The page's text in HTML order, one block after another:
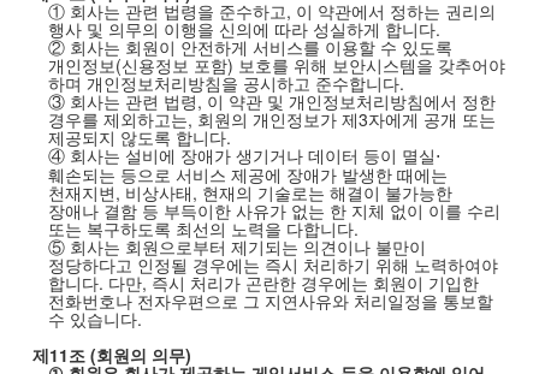
① 회사는 관련 법령을 준수하고, 이 약관에서 정하는 권리의
행사 및 의무의 이행을 신의에 따라 성실하게 합니다.
② 회사는 회원이 안전하게 서비스를 이용할 수 있도록
개인정보(신용정보 포함) 보호를 위해 보안시스템을 갖추어야
하며 개인정보처리방침을 공시하고 준수합니다.
③ 회사는 관련 법령, 이 약관 및 개인정보처리방침에서 정한
경우를 제외하고는, 회원의 개인정보가 제3자에게 공개 또는
제공되지 않도록 합니다.
④ 회사는 설비에 장애가 생기거나 데이터 등이 멸실 ⋅
훼손되는 등으로 서비스 제공에 장애가 발생한 때에는
천재지변, 비상사태, 현재의 기술로는 해결이 불가능한
장애나 결함 등 부득이한 사유가 없는 한 지체 없이 이를 수리
또는 복구하도록 최선의 노력을 다합니다.
⑤ 회사는 회원으로부터 제기되는 의견이나 불만이
정당하다고 인정될 경우에는 즉시 처리하기 위해 노력하여야
합니다. 다만, 즉시 처리가 곤란한 경우에는 회원이 기입한
전화번호나 전자우편으로 그 지연사유와 처리일정을 통보할
수 있습니다.
제11조(회원의 의무)